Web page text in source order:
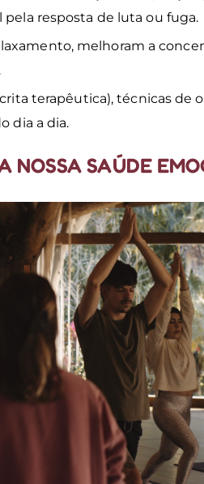
resposta de luta ou fuga.
melhoram a
terapêutica), técnicas de
dia a dia.
NOSSA SAÚDE